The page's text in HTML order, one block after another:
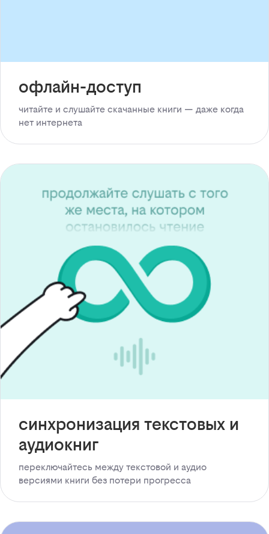
офлайн-доступ
читайте и слушайте скачанные книги — даже когда
нет интернета
синхронизация текстовых и
аудиокниг
переключайтесь между текстовой и аудио
версиями книги без потери прогресса